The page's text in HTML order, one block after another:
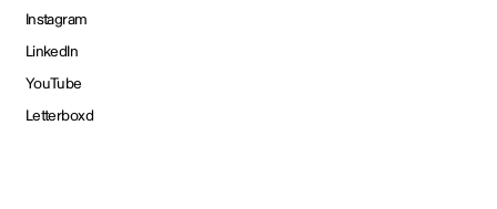
Instagram
LinkedIn
YouTube
Letterboxd